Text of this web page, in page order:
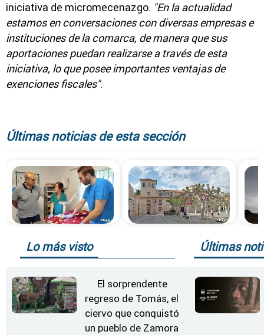
iniciativa de micromecenazgo. "En la actualidad
estamos en conversaciones con diversas empresas e
instituciones de la comarca, de manera que sus
aportaciones puedan realizarse a través de esta
iniciativa, lo que posee importantes ventajas de
exenciones fiscales".
Últimas noticias de esta sección
Lo más visto
El sorprendente
regreso de Tomás, el
ciervo que conquistó
un pueblo de Zamora
Últimas